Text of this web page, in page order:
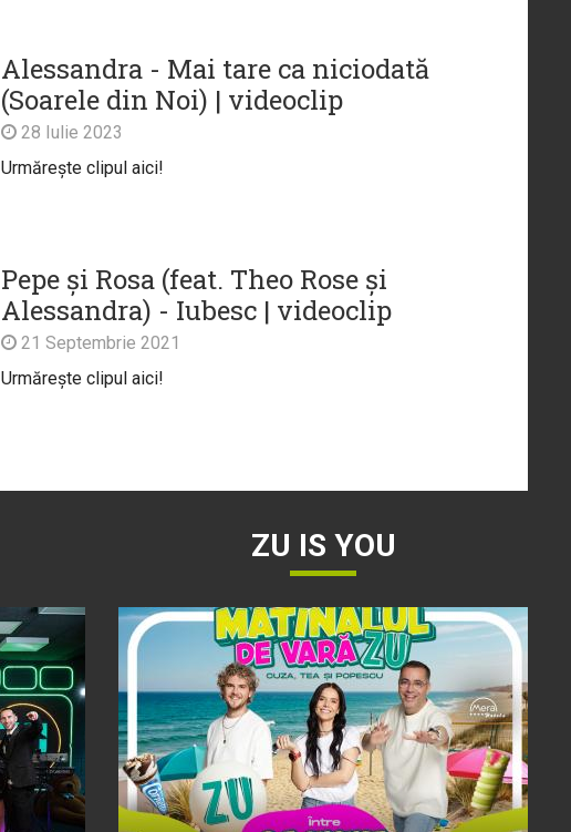
Alessandra - Mai tare ca niciodată
(Soarele din Noi) | videoclip
28 Iulie 2023
Urmărește clipul aici!
Pepe și Rosa (feat. Theo Rose și
Alessandra) - Iubesc | videoclip
21 Septembrie 2021
Urmărește clipul aici!
ZU IS YOU